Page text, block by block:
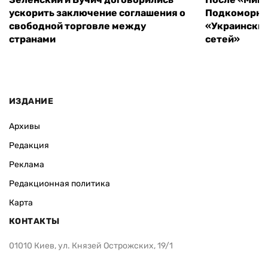
ускорить заключение соглашения о
свободной торговле между
странами
сетей»
ИЗДАНИЕ
Архивы
Редакция
Реклама
Редакционная политика
Карта
КОНТАКТЫ
01010 Киев, ул. Князей Острожских, 19/1